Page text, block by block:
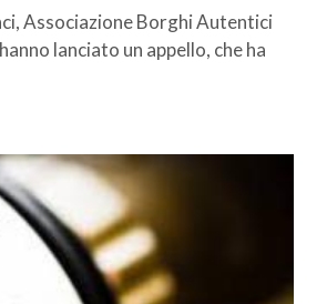
Associazione Borghi Autentici
lanciato un appello, che ha